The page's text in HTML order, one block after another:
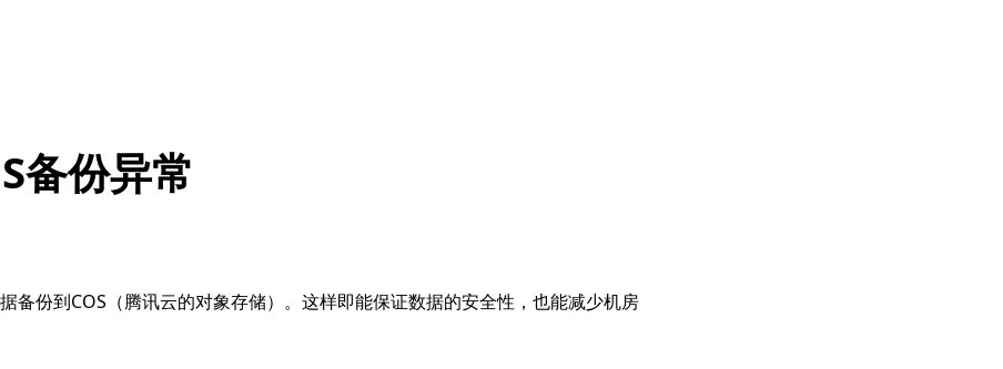
备份异常
备份到COS（腾讯云的对象存储）。这样即能保证数据的安全性，也能减少机房